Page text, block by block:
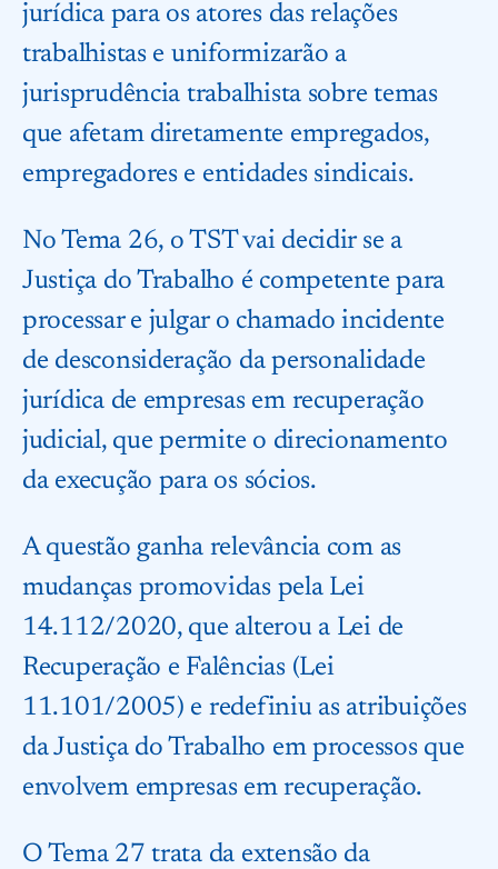
jurídica para os atores das relações
trabalhistas e uniformizarão a
jurisprudência trabalhista sobre temas
que afetam diretamente empregados,
empregadores e entidades sindicais.
No Tema 26, o TST vai decidir se a
Justiça do Trabalho é competente para
processar e julgar o chamado incidente
de desconsideração da personalidade
jurídica de empresas em recuperação
judicial, que permite o direcionamento
da execução para os sócios.
A questão ganha relevância com as
mudanças promovidas pela Lei
14.112/2020, que alterou a Lei de
Recuperação e Falências (Lei
11.101/2005) e redefiniu as atribuições
da Justiça do Trabalho em processos que
envolvem empresas em recuperação.
O Tema 27 trata da extensão da